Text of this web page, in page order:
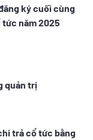
ký cuối cùng
năm 2025
quản trị
trả cổ tức bằng